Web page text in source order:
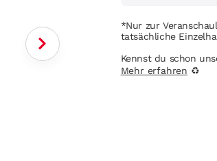
*Nur zur
tatsächliche
Kennst du schon
Mehr erfahren ♻